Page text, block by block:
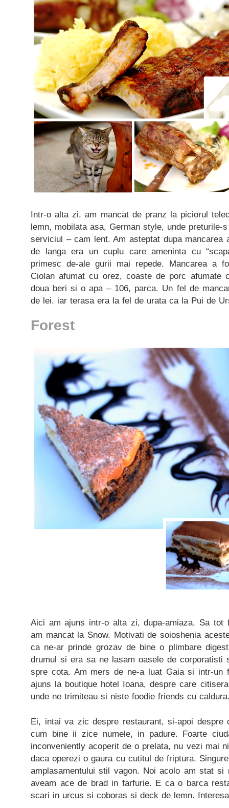
Intr-o alta zi, am mancat de pranz la piciorul
lemn, mobilata asa, German style, unde
serviciul – cam lent. Am asteptat dupa
de langa era un cuplu care ameninta cu
primesc de-ale gurii mai repede. Mancarea a
Ciolan afumat cu orez, coaste de porc afumate
doua beri si o apa – 106, parca. Un fel de
de lei. iar terasa era la fel de urata ca la Pui de
Forest
Aici am ajuns intr-o alta zi, dupa-amiaza. Sa
am mancat la Snow. Motivati de soioshenia
ca ne-ar prinde grozav de bine o plimbare
drumul si era sa ne lasam oasele de corporatisti
spre cota. Am mers de ne-a luat Gaia si intr-un
ajuns la boutique hotel Ioana, despre care
unde ne trimiteau si niste foodie friends cu
Ei, intai va zic despre restaurant, si-apoi despre
cum bine ii zice numele, in padure. Foarte
inconveniently acoperit de o prelata, nu vezi mai
daca operezi o gaura cu cutitul de friptura.
amplasamentului stil vagon. Noi acolo am stat
aveam ace de brad in farfurie. E ca o barca
scari in urcus si coboras si deck de lemn.